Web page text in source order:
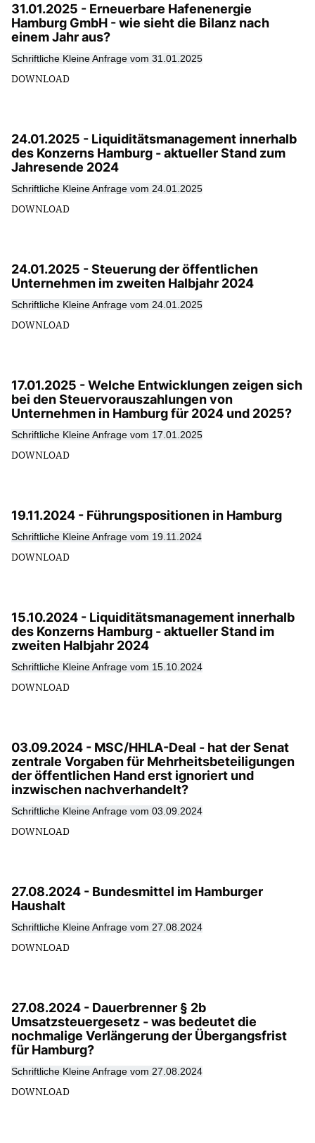
31.01.2025 - Erneuerbare Hafenenergie
Hamburg GmbH - wie sieht die Bilanz nach
einem Jahr aus?
Schriftliche Kleine Anfrage vom 31.01.2025
DOWNLOAD
24.01.2025 - Liquiditätsmanagement innerhalb
des Konzerns Hamburg - aktueller Stand zum
Jahresende 2024
Schriftliche Kleine Anfrage vom 24.01.2025
DOWNLOAD
24.01.2025 - Steuerung der öffentlichen
Unternehmen im zweiten Halbjahr 2024
Schriftliche Kleine Anfrage vom 24.01.2025
DOWNLOAD
17.01.2025 - Welche Entwicklungen zeigen sich
bei den Steuervorauszahlungen von
Unternehmen in Hamburg für 2024 und 2025?
Schriftliche Kleine Anfrage vom 17.01.2025
DOWNLOAD
19.11.2024 - Führungspositionen in Hamburg
Schriftliche Kleine Anfrage vom 19.11.2024
DOWNLOAD
15.10.2024 - Liquiditätsmanagement innerhalb
des Konzerns Hamburg - aktueller Stand im
zweiten Halbjahr 2024
Schriftliche Kleine Anfrage vom 15.10.2024
DOWNLOAD
03.09.2024 - MSC/HHLA-Deal - hat der Senat
zentrale Vorgaben für Mehrheitsbeteiligungen
der öffentlichen Hand erst ignoriert und
inzwischen nachverhandelt?
Schriftliche Kleine Anfrage vom 03.09.2024
DOWNLOAD
27.08.2024 - Bundesmittel im Hamburger
Haushalt
Schriftliche Kleine Anfrage vom 27.08.2024
DOWNLOAD
27.08.2024 - Dauerbrenner § 2b
Umsatzsteuergesetz - was bedeutet die
nochmalige Verlängerung der Übergangsfrist
für Hamburg?
Schriftliche Kleine Anfrage vom 27.08.2024
DOWNLOAD